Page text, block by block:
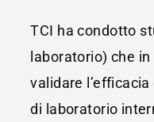
TCI ha condotto
laboratorio) che
validare
di laboratorio